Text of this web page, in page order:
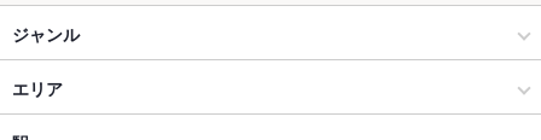
ジャンル
居酒屋
エリア